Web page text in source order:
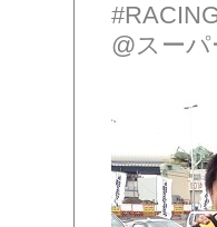
@スー